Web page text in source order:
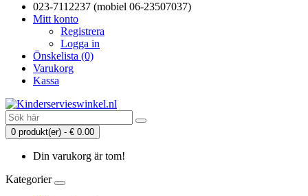
023-7112237 (mobiel 06-23507037)
Mitt konto
Registrera
Logga in
Önskelista (0)
Varukorg
Kassa
0 produkt(er) - € 0.00
Din varukorg är tom!
Kategorier